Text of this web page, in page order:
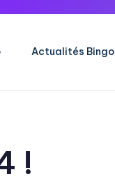
Actualités Bingo
!